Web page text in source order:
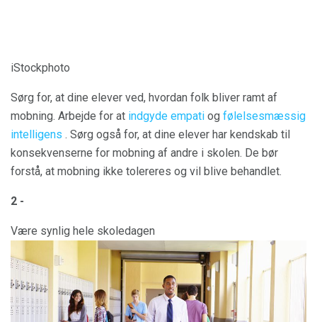
iStockphoto
Sørg for, at dine elever ved, hvordan folk bliver ramt af
mobning. Arbejde for at indgyde empati og følelsesmæssig
intelligens . Sørg også for, at dine elever har kendskab til
konsekvenserne for mobning af andre i skolen. De bør
forstå, at mobning ikke tolereres og vil blive behandlet.
2 -
Være synlig hele skoledagen